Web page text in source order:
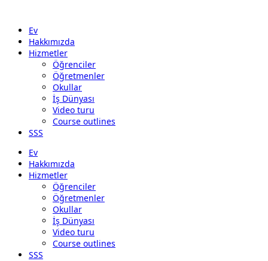
Ev
Hakkımızda
Hizmetler
Öğrenciler
Öğretmenler
Okullar
İş Dünyası
Video turu
Course outlines
SSS
Ev
Hakkımızda
Hizmetler
Öğrenciler
Öğretmenler
Okullar
İş Dünyası
Video turu
Course outlines
SSS